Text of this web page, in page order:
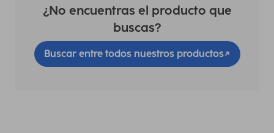
¿No encuentras el producto que
buscas?
Buscar entre todos nuestros productos